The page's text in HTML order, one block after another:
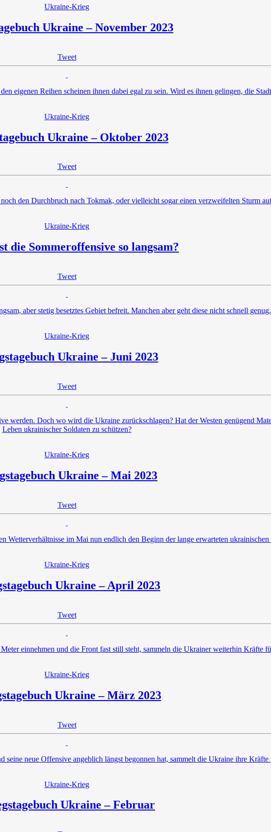
Ukraine-Krieg
Ukraine – November 2023
Tweet
eigenen Reihen scheinen ihnen dabei egal zu sein. Wird es ihnen gelingen, die
Ukraine-Krieg
Ukraine – Oktober 2023
Tweet
den Durchbruch nach Tokmak, oder vielleicht sogar einen verzweifelten Sturm
Ukraine-Krieg
die Sommeroffensive so langsam?
Tweet
aber stetig besetztes Gebiet befreit. Manchen aber geht diese nicht schnell
Ukraine-Krieg
Ukraine – Juni 2023
Tweet
werden. Doch wo wird die Ukraine zurückschlagen? Hat der Westen genügend
Leben ukrainischer Soldaten zu schützen?
Ukraine-Krieg
Ukraine – Mai 2023
Tweet
Wetterverhältnisse im Mai nun endlich den Beginn der lange erwarteten
Ukraine-Krieg
Ukraine – April 2023
Tweet
einnehmen und die Front fast still steht, sammeln die Ukrainer weiterhin Kräfte
Ukraine-Krieg
Ukraine – März 2023
Tweet
neue Offensive angeblich längst begonnen hat, sammelt die Ukraine ihre
Ukraine-Krieg
Ukraine – Februar